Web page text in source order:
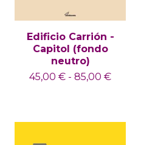
Edificio Carrión -
Capitol (fondo
neutro)
45,00 € - 85,00 €